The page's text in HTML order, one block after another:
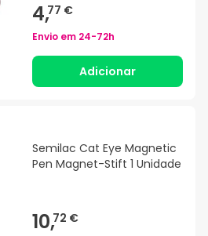
4,77 €
Envio em 24-72h
Adicionar
Semilac Cat Eye Magnetic
Pen Magnet-Stift 1 Unidade
10,72 €